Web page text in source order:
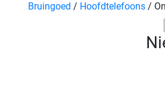
Bruingoed / Hoofdtelefoons /